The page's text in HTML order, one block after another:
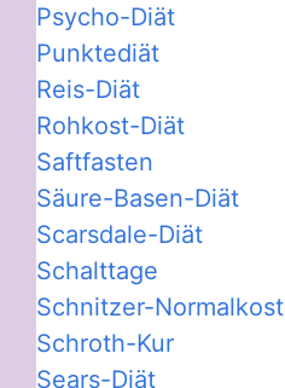
Psycho-Diät
Punktediät
Reis-Diät
Rohkost-Diät
Saftfasten
Säure-Basen-Diät
Scarsdale-Diät
Schalttage
Schnitzer-Normalkost
Schroth-Kur
Sears-Diät